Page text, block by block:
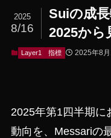
Suiの成
2025から
2025
8/16
Layer1 指標 2025年8月
2025年第1四半期に
動向を、Messariの